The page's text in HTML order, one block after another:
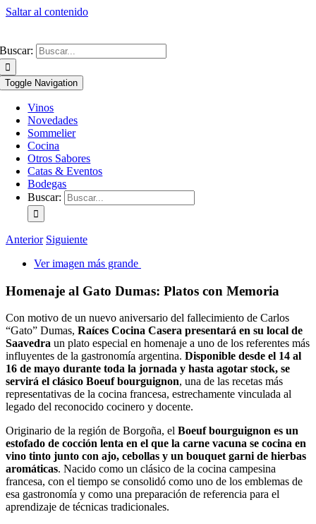
Saltar al contenido
Buscar:
Toggle Navigation
Vinos
Novedades
Sommelier
Cocina
Otros Sabores
Catas & Eventos
Bodegas
Buscar:
Anterior Siguiente
Ver imagen más grande
Homenaje al Gato Dumas: Platos con Memoria
Con motivo de un nuevo aniversario del fallecimiento de Carlos
“Gato” Dumas, Raíces Cocina Casera presentará en su local de
Saavedra un plato especial en homenaje a uno de los referentes más
influyentes de la gastronomía argentina. Disponible desde el 14 al
16 de mayo durante toda la jornada y hasta agotar stock, se
servirá el clásico Boeuf bourguignon, una de las recetas más
representativas de la cocina francesa, estrechamente vinculada al
legado del reconocido cocinero y docente.
Originario de la región de Borgoña, el Boeuf bourguignon es un
estofado de cocción lenta en el que la carne vacuna se cocina en
vino tinto junto con ajo, cebollas y un bouquet garni de hierbas
aromáticas. Nacido como un clásico de la cocina campesina
francesa, con el tiempo se consolidó como uno de los emblemas de
esa gastronomía y como una preparación de referencia para el
aprendizaje de técnicas tradicionales.